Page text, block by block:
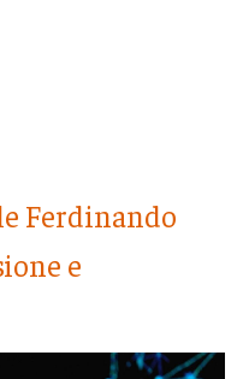
Ferdinando
e